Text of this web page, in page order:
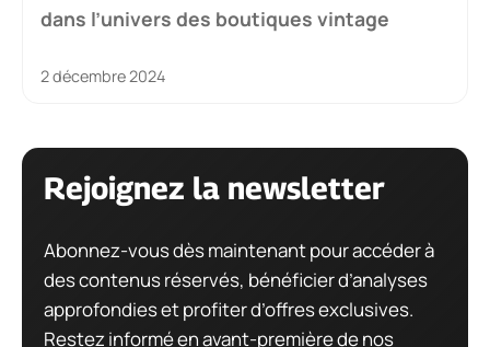
dans l’univers des boutiques vintage
2 décembre 2024
Rejoignez la newsletter
Abonnez-vous dès maintenant pour accéder à
des contenus réservés, bénéficier d’analyses
approfondies et profiter d’offres exclusives.
Restez informé en avant-première de nos